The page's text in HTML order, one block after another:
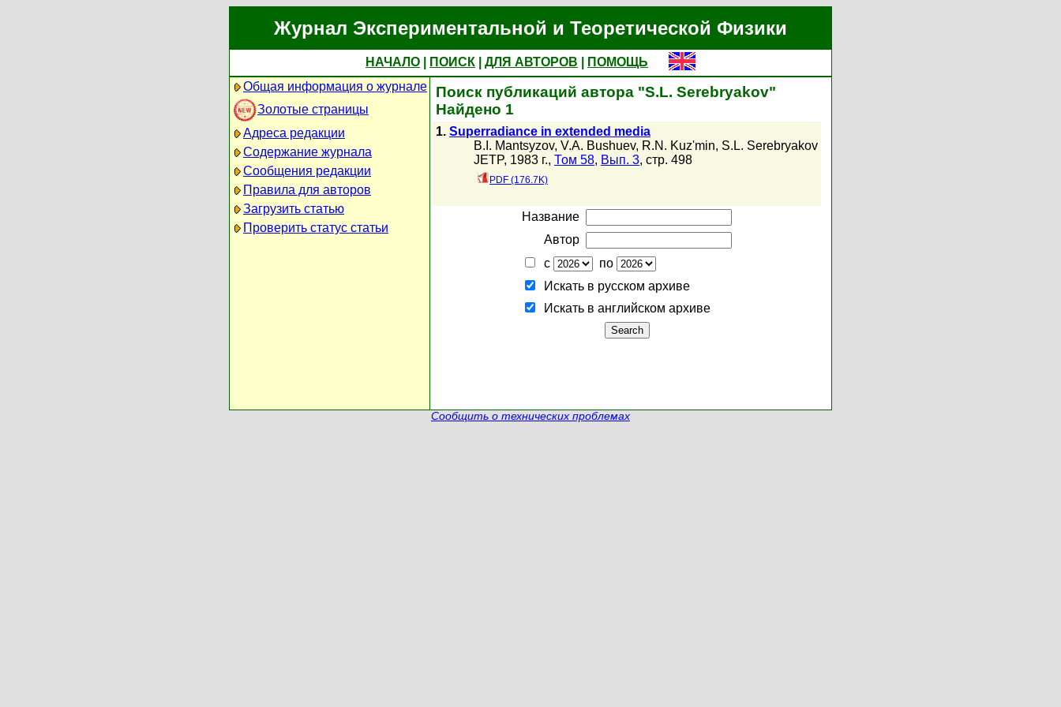
Журнал Экспериментальной и Теоретической Физики
НАЧАЛО ПОИСК ДЛЯ АВТОРОВ
ПОМОЩЬ
Общая информация о журнале
Золотые страницы
Адреса редакции
Содержание журнала
Сообщения редакции
Правила для авторов
Загрузить статью
Проверить статус статьи
Поиск публикаций автора "S.L. Serebryakov"
Найдено 1
1. Superradiance in extended media
B.I. Mantsyzov, V.A. Bushuev, R.N. Kuz'min, S.L. Serebryakov
JETP, 1983 г., Том 58, Вып. 3, стр. 498
PDF (176.7K)
Название
Автор
с
по
Искать в русском архиве
Искать в английском архиве
Сообщить о технических проблемах